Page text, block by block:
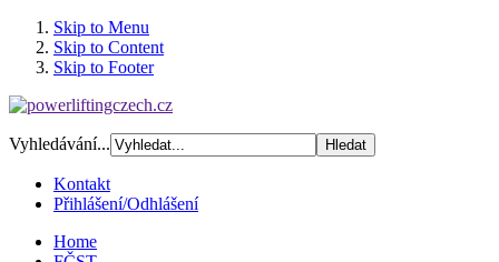
Skip to Menu
Skip to Content
Skip to Footer
Vyhledávání...
Kontakt
Přihlášení/Odhlášení
Home